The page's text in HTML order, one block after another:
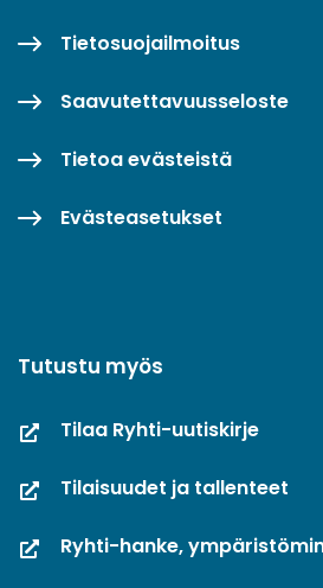
Tietosuojailmoitus
Saavutettavuusseloste
Tietoa evästeistä
Evästeasetukset
Tutustu myös
Tilaa Ryhti-uutiskirje
Tilaisuudet ja tallenteet
Ryhti-hanke,